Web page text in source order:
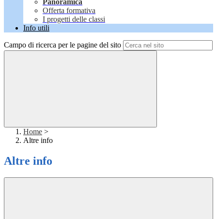
Panoramica
Offerta formativa
I progetti delle classi
Info utili
Campo di ricerca per le pagine del sito
Home >
Altre info
Altre info